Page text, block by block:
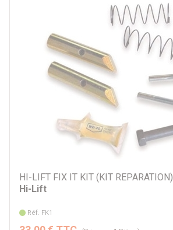
HI-LIFT FIX IT KIT (KIT REPARATION)
Hi-Lift
Réf. FK1